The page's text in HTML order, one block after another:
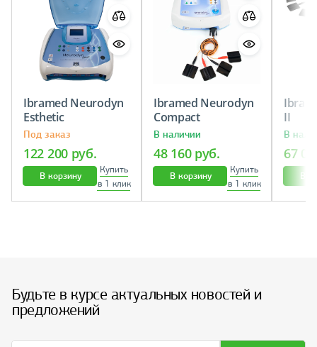
Ibramed Neurodyn
Esthetic
Под заказ
122 200 руб.
В корзину
Купить
в 1 клик
Ibramed Neurodyn
Compact
В наличии
48 160 руб.
В корзину
Купить
в 1 клик
II
В
67
В
Будьте в курсе актуальных новостей и
предложений